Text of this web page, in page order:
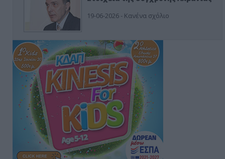
19-06-2026 - Κανένα σχόλιο